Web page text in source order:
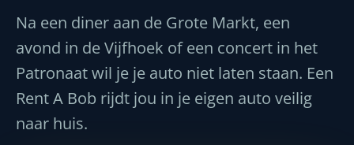
Na een diner aan de Grote Markt, een
avond in de Vijfhoek of een concert in het
Patronaat wil je je auto niet laten staan. Een
Rent A Bob rijdt jou in je eigen auto veilig
naar huis.